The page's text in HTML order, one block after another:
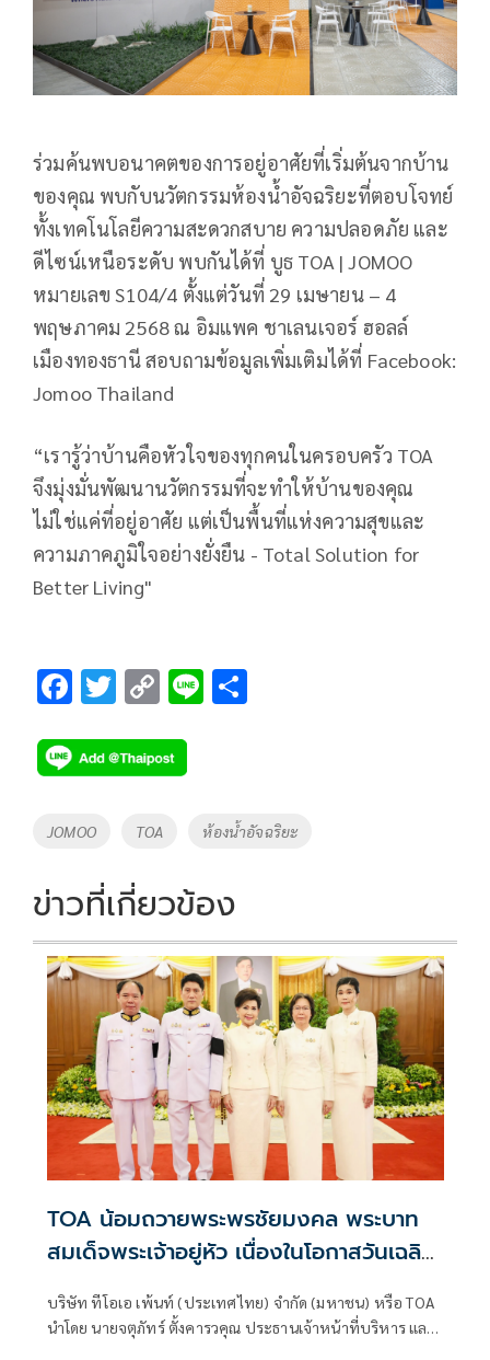
ร่วมค้นพบอนาคตของการอยู่อาศัยที่เริ่มต้นจากบ้าน
ของคุณ พบกับนวัตกรรมห้องน้ำอัจฉริยะที่ตอบโจทย์
ทั้งเทคโนโลยีความสะดวกสบาย ความปลอดภัย และ
ดีไซน์เหนือระดับ พบกันได้ที่ บูธ TOA | JOMOO
หมายเลข S104/4 ตั้งแต่วันที่ 29 เมษายน – 4
พฤษภาคม 2568 ณ อิมแพค ชาเลนเจอร์ ฮอลล์
เมืองทองธานี สอบถามข้อมูลเพิ่มเติมได้ที่ Facebook:
Jomoo Thailand
“เรารู้ว่าบ้านคือหัวใจของทุกคนในครอบครัว TOA
จึงมุ่งมั่นพัฒนานวัตกรรมที่จะทำให้บ้านของคุณ
ไม่ใช่แค่ที่อยู่อาศัย แต่เป็นพื้นที่แห่งความสุขและ
ความภาคภูมิใจอย่างยั่งยืน - Total Solution for
Better Living"
F
e
b
o
k
T
tt
er
C
p
y
Li
k
Li
Tags
JOMOO TOA ห้องน้ำอัจฉริยะ
ข่าวที่เกี่ยวข้อง
TOA น้อมถวายพระพรชัยมงคล พระบาท
สมเด็จพระเจ้าอยู่หัว เนื่องในโอกาสวันเฉลิม
บริษัท ทีโอเอ เพ้นท์ (ประเทศไทย) จำกัด (มหาชน) หรือ TOA
นำโดย นายจตุภัทร์ ตั้งคารวคุณ ประธานเจ้าหน้าที่บริหาร และ